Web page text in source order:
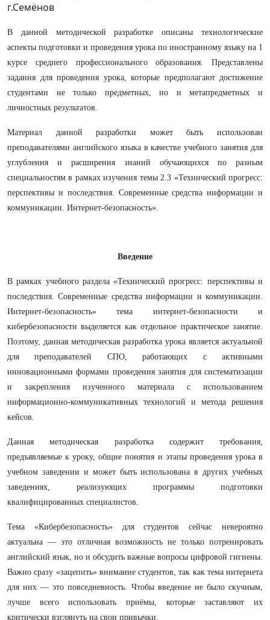
г.Семёнов
В данной методической разработке описаны технологические
аспекты подготовки и проведения урока по иностранному языку на 1
курсе среднего профессионального образования. Представлены
задания для проведения урока, которые предполагают достижение
студентами не только предметных, но и метапредметных и
личностных результатов.
Материал данной разработки может быть использован
преподавателями английского языка в качестве учебного занятия для
углубления и расширения знаний обучающихся по разным
специальностям в рамках изучения темы 2.3 «Технический прогресс:
перспективы и последствия. Современные средства информации и
коммуникации. Интернет-безопасность».
Введение
В рамках учебного раздела «Технический прогресс: перспективы и
последствия. Современные средства информации и коммуникации.
Интернет-безопасность» тема интернет-безопасности и
кибербезопасности выделяется как отдельное практическое занятие.
Поэтому, данная методическая разработка урока является актуальной
для преподавателей СПО, работающих с активными
инновационными формами проведения занятия для систематизации
и закрепления изученного материала с использованием
информационно-коммуникативных технологий и метода решения
кейсов.
Данная методическая разработка содержит требования,
предъявляемые к уроку, общие понятия и этапы проведения урока в
учебном заведении и может быть использована в других учебных
заведениях, реализующих программы подготовки
квалифицированных специалистов.
Тема «Кибербезопасность» для студентов сейчас невероятно
актуальна — это отличная возможность не только потренировать
английский язык, но и обсудить важные вопросы цифровой гигиены.
Важно сразу «зацепить» внимание студентов, так как тема интернета
для них — это повседневность. Чтобы введение не было скучным,
лучше всего использовать приёмы, которые заставляют их
критически взглянуть на свои привычки.